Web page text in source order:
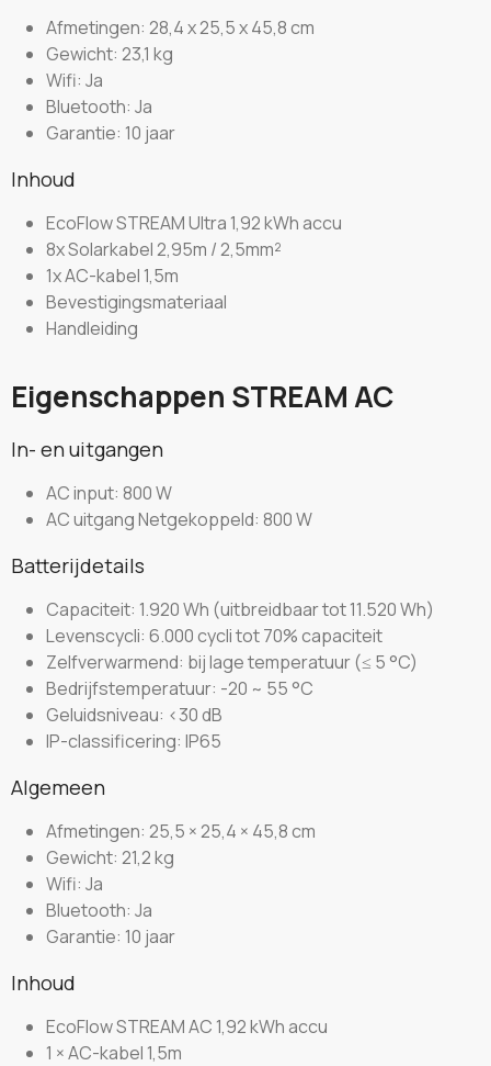
Afmetingen: 28,4 x 25,5 x 45,8 cm
Gewicht: 23,1 kg
Wifi: Ja
Bluetooth: Ja
Garantie: 10 jaar
Inhoud
EcoFlow STREAM Ultra 1,92 kWh accu
8x Solarkabel 2,95m / 2,5mm²
1x AC-kabel 1,5m
Bevestigingsmateriaal
Handleiding
Eigenschappen STREAM AC
In- en uitgangen
AC input: 800 W
AC uitgang Netgekoppeld: 800 W
Batterijdetails
Capaciteit: 1.920 Wh (uitbreidbaar tot 11.520 Wh)
Levenscycli: 6.000 cycli tot 70% capaciteit
Zelfverwarmend: bij lage temperatuur (≤ 5 °C)
Bedrijfstemperatuur: -20 ~ 55 °C
Geluidsniveau: <30 dB
IP-classificering: IP65
Algemeen
Afmetingen: 25,5 × 25,4 × 45,8 cm
Gewicht: 21,2 kg
Wifi: Ja
Bluetooth: Ja
Garantie: 10 jaar
Inhoud
EcoFlow STREAM AC 1,92 kWh accu
1 × AC-kabel 1,5m